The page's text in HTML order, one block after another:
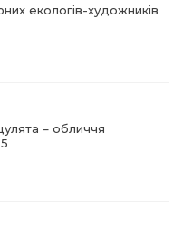
благодійності
про те, що і гріє, і
екологів-художників
– обличчя